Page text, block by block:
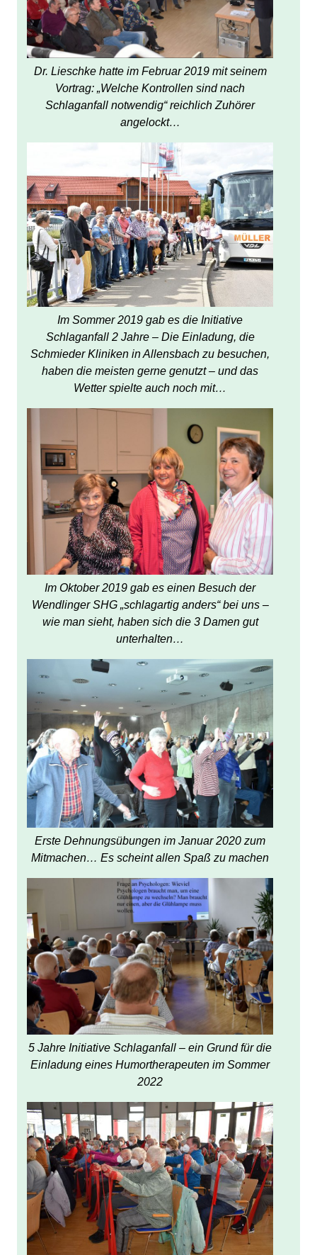
Dr. Lieschke hatte im Februar 2019 mit seinem
Vortrag: „Welche Kontrollen sind nach
Schlaganfall notwendig“ reichlich Zuhörer
angelockt…
Im Sommer 2019 gab es die Initiative
Schlaganfall 2 Jahre – Die Einladung, die
Schmieder Kliniken in Allensbach zu besuchen,
haben die meisten gerne genutzt – und das
Wetter spielte auch noch mit…
Im Oktober 2019 gab es einen Besuch der
Wendlinger SHG „schlagartig anders“ bei uns –
wie man sieht, haben sich die 3 Damen gut
unterhalten…
Erste Dehnungsübungen im Januar 2020 zum
Mitmachen… Es scheint allen Spaß zu machen
5 Jahre Initiative Schlaganfall – ein Grund für die
Einladung eines Humortherapeuten im Sommer
2022